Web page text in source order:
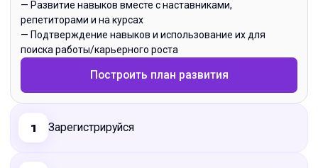
— Развитие навыков вместе с наставниками,
репетиторами и на курсах
— Подтверждение навыков и использование их для
поиска работы/карьерного роста
Построить план развития
1 Зарегистрируйся